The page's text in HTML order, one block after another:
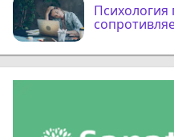
Психология